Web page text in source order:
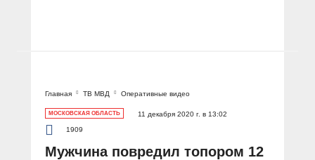
Главная ТВ МВД Оперативные видео
МОСКОВСКАЯ ОБЛАСТЬ
11 декабря 2020 г. в 13:02
1909
Мужчина повредил топором 12